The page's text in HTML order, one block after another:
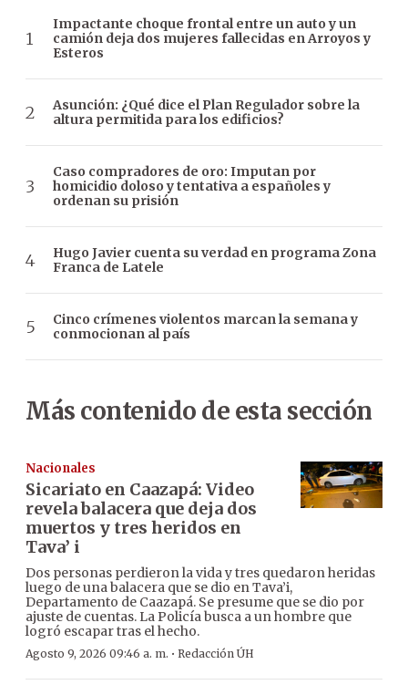
Impactante choque frontal entre un auto y un
camión deja dos mujeres fallecidas en Arroyos y
Esteros
Asunción: ¿Qué dice el Plan Regulador sobre la
altura permitida para los edificios?
Caso compradores de oro: Imputan por
homicidio doloso y tentativa a españoles y
ordenan su prisión
Hugo Javier cuenta su verdad en programa Zona
Franca de Latele
Cinco crímenes violentos marcan la semana y
conmocionan al país
Más contenido de esta sección
Nacionales
Sicariato en Caazapá: Video
revela balacera que deja dos
muertos y tres heridos en
Tava’ i
Dos personas perdieron la vida y tres quedaron heridas
luego de una balacera que se dio en Tava’i,
Departamento de Caazapá. Se presume que se dio por
ajuste de cuentas. La Policía busca a un hombre que
logró escapar tras el hecho.
Agosto 9, 2026 09:46 a. m. · Redacción ÚH